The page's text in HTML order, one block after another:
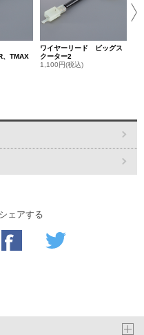
、TMAX
ワイヤーリード ビッグス
クーター2
1,100円(税込)
ェアする